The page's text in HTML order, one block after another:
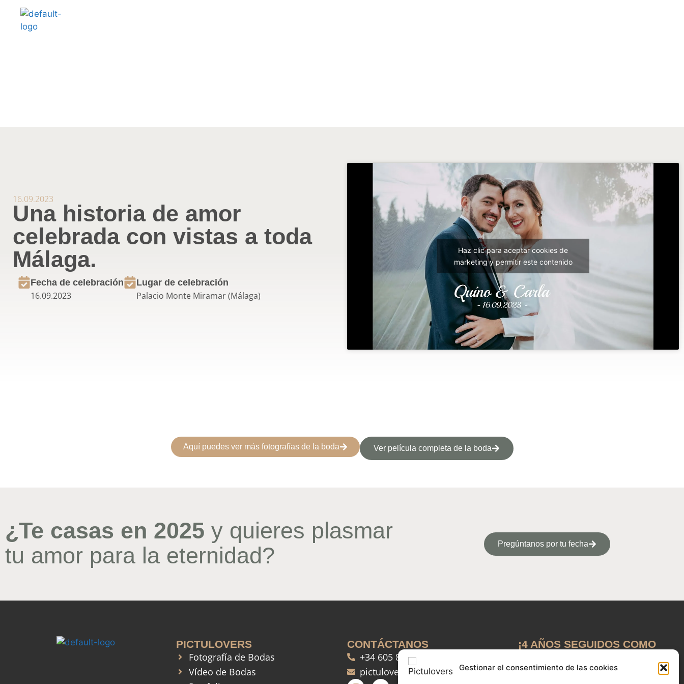
Gestionar el consentimiento de las cookies
16.09.2023
Una historia de amor
celebrada con vistas a toda
Málaga.
Fecha de celebración
16.09.2023
Lugar de celebración
Palacio Monte Miramar (Málaga)
Haz clic para aceptar cookies de
marketing y permitir este contenido
Aquí puedes ver más fotografías de la boda Ver película completa de la boda
¿Te casas en 2025 y quieres plasmar
tu amor para la eternidad?
Pregúntanos por tu fecha
PICTULOVERS
Fotografía de Bodas
Vídeo de Bodas
CONTÁCTANOS
+34 605 86 84 31
pictuloversmalaga@gmail.com
¡4 AÑOS SEGUIDOS COMO
GANADORES EN BODAS.NET!